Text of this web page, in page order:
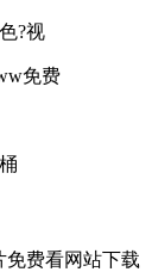
?视
免费
免费看网站下载